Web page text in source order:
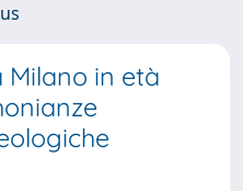
Milano in età